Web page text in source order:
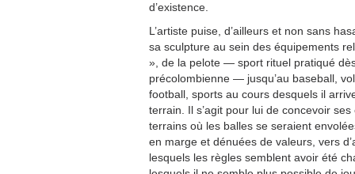
d’existence.
L’artiste puise, d’ailleurs et non sans
sa sculpture au sein des équipements
», de la pelote — sport rituel pratiqué
précolombienne — jusqu’au baseball,
football, sports au cours desquels il
terrain. Il s’agit pour lui de concevoir
terrains où les balles se seraient
en marge et dénuées de valeurs, vers
lesquels les règles semblent avoir été